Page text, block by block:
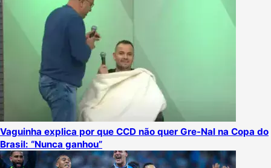
Vaguinha explica por que CCD não quer Gre-Nal na Copa do
Brasil: “Nunca ganhou”